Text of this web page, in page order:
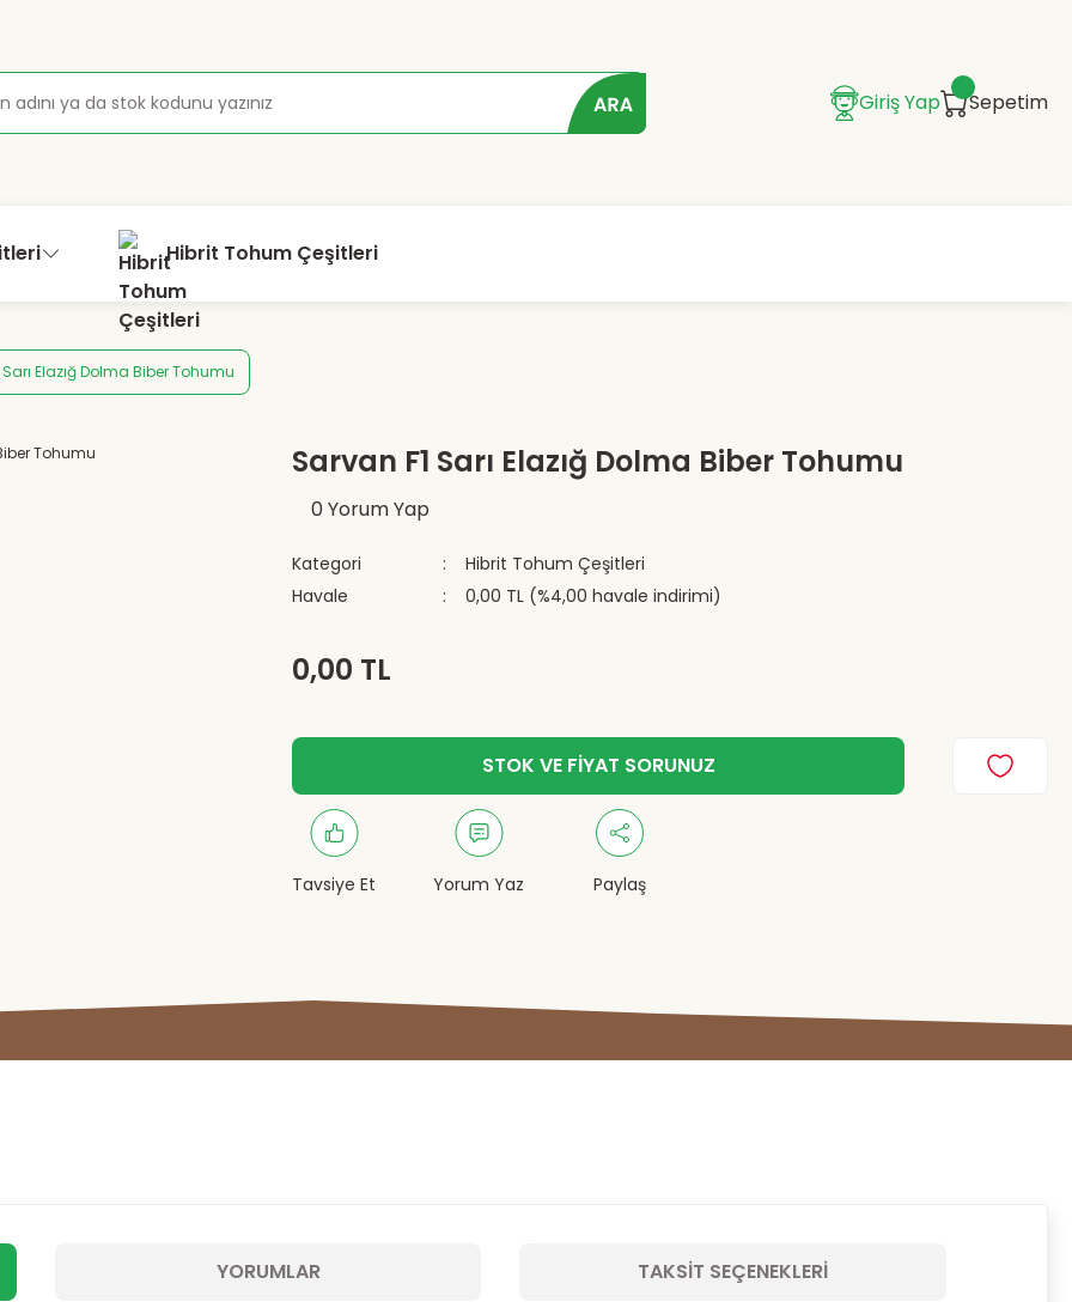
Giriş Yap Sepetim
Hibrit Tohum Çeşitleri
Elazığ Dolma Biber Tohumu
Sarvan F1 Sarı Elazığ Dolma Biber Tohumu
0 Yorum Yap
Kategori
Hibrit Tohum Çeşitleri
Havale
0,00 TL (%4,00 havale indirimi)
0,00 TL
STOK VE FİYAT SORUNUZ
Tavsiye Et Yorum Yaz Paylaş
YORUMLAR TAKSIT SEÇENEKLERI